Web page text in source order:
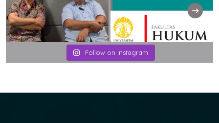
Follow on Instagram